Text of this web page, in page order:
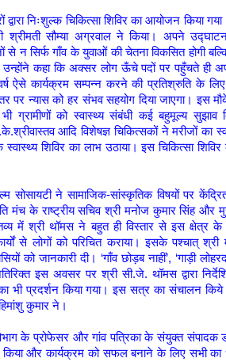
निःशुल्क चिकित्सा शिविर का आयोजन किया
श्रीमती सौम्या अग्रवाल ने किया। अपने
न सिर्फ गाँव के युवाओं की चेतना विकसित होगी
कहा कि अक्सर लोग ऊँचे पदों पर पहुँचते ही
ऐसे कार्यक्रम सम्पन्न करने की प्रतिश्रुति के
पर न्यास को हर संभव सहयोग दिया जाएगा। इस
भी ग्रामीणों को स्वास्थ्य संबंधी कई बहुमूल्य सुझाव
आदि विशेषज्ञ चिकित्सकों ने मरीजों का
शिविर का लाभ उठाया। इस चिकित्सा
ने सामाजिक-सांस्कृतिक विषयों पर
के राष्ट्रीय सचिव श्री मनोज कुमार सिंह और
में श्री थॉमस ने बहुत ही विस्तार से इस क्षेत्र के
से लोगों को परिचित कराया। इसके पश्चात्
को जानकारी दी। ‘गाँव छोड़ब नाहीं’, ‘गाड़ी
इस अवसर पर श्री सी.जे. थॉमस द्वारा
भी प्रदर्शन किया गया। इस सत्र का संचालन
कुमार ने।
के प्रोफेसर और गांव पत्रिका के संयुक्त संपादक
और कार्यक्रम को सफल बनाने के लिए सभी का